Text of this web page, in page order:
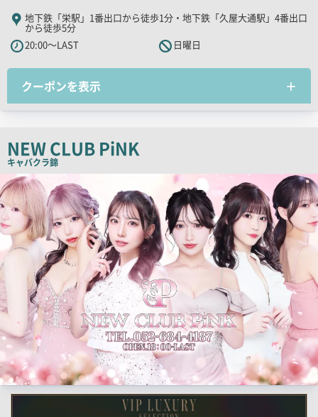
PR
キ
ャ
ピ
地下鉄「栄駅」1番出口から徒歩1分・地下鉄「久屋大通駅」4番出口
から徒歩5分
20:00～LAST
日曜日
クーポンを表示
NEW CLUB PiNK
キャバクラ錦
検
索
結
果
一
覧
用
画